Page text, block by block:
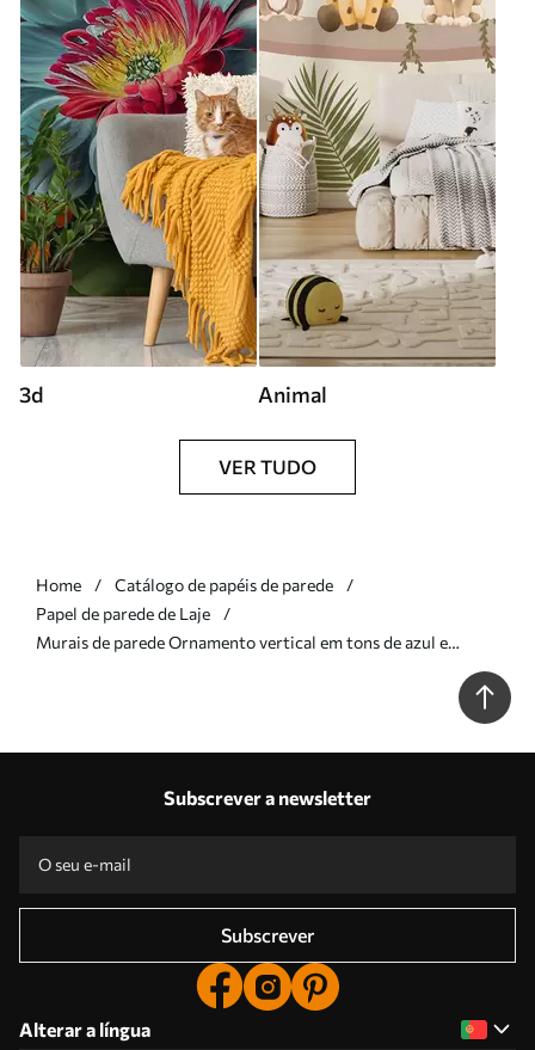
3d Animal
VER TUDO
Home
Catálogo de papéis de parede
Papel de parede de Laje
Murais de parede Ornamento vertical em tons de azul e
Subscrever a newsletter
Subscrever
Alterar a língua